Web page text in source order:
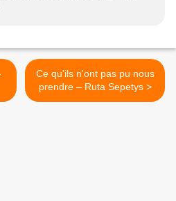
Ce qu'ils n'ont pas pu nous
prendre – Ruta Sepetys >